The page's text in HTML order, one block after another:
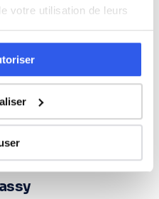
votre utilisation de leurs
à Massy
Massy et alentours.
familles →